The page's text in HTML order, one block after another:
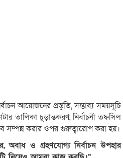
আয়োজনের প্রস্তুতি, সম্ভাব্য সময়সূচি
তালিকা চূড়ান্তকরণ, নির্বাচনী তফসিল
সম্পন্ন করার ওপর গুরুত্বারোপ করা হয়।
ও গ্রহণযোগ্য নির্বাচন উপহার